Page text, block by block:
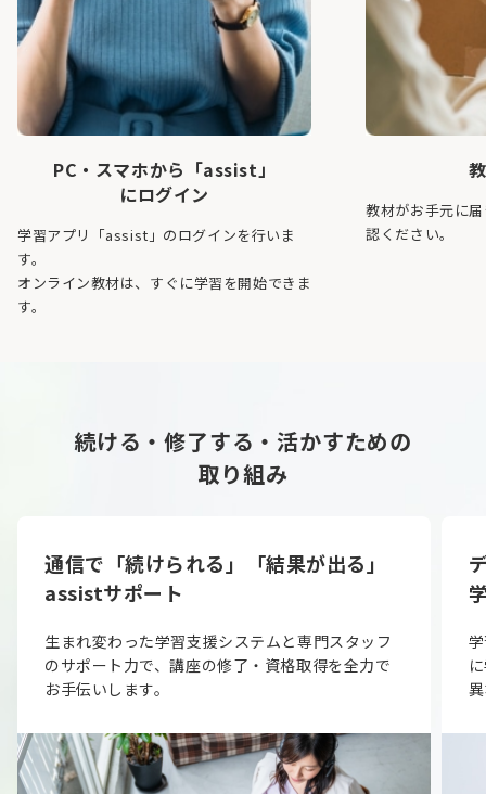
PC・スマホから「assist」
にログイン
学習アプリ「assist」のログインを行いま
す。
オンライン教材は、すぐに学習を開始できま
す。
教材がお手元に
認ください。
続ける・修了する・活かすための
取り組み
通信で「続けられる」「結果が出る」
assistサポート
生まれ変わった学習支援システムと専門スタッフ
のサポート力で、講座の修了・資格取得を全力で
お手伝いします。